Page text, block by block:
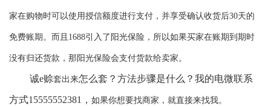
家在购物时可以使用授信额度进行支付，并享受确认收货后30天的
免费账期。而且1688引入了阳光保险，所以如果买家在账期到期时
没有归还货款，那阳光保险会支付货款给卖家。
诚e赊套出来怎么套？方法步骤是什么？我的电微联系
方式15555552381， 如果你想要找商家，就直接来找我。